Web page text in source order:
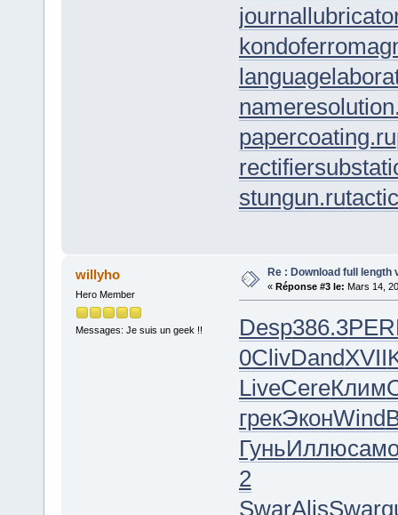
papercoating.ru
stungun.ru
willyho
Hero Member
Messages: Je suis un geek !!
Re : Download full length
« Réponse #3 le: Mars 14,
Desp386.3
0ClivDandXVII
LiveCereКлим
грекЭконWind
ГуньИллюсамо
2
SwarAlisSwar